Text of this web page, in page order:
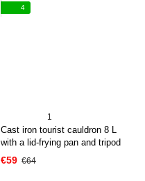
4
1
Cast iron tourist cauldron 8 L
with а lid-frying pan and tripod
€59 €64